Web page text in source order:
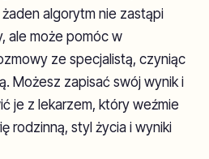
algorytm nie zastąpi
ale może pomóc w
ze specjalistą, czyniąc
Możesz zapisać swój wynik i
je z lekarzem, który weźmie
rodzinną, styl życia i wyniki